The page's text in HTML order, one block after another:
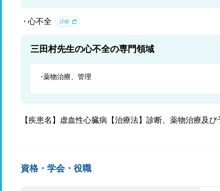
心不全 詳細
三田村先生の心不全の専門領域
薬物治療、管理
【疾患名】虚血性心臓病【治療法】診断、薬物治療及び
資格・学会・役職